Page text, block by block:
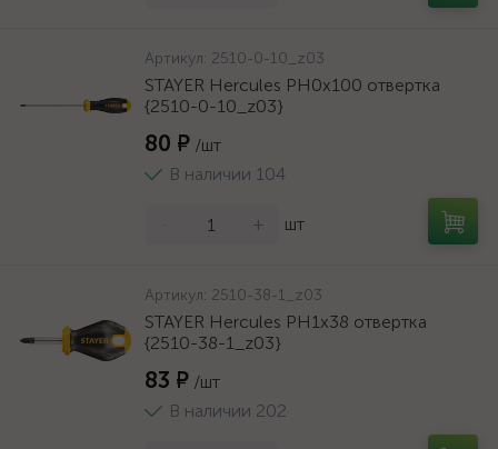
Артикул: 2510-0-10_z03
STAYER Hercules PH0x100 отвертка
{2510-0-10_z03}
80 ₽ /шт
В наличии 104
+ шт
Артикул: 2510-38-1_z03
STAYER Hercules PH1x38 отвертка
{2510-38-1_z03}
83 ₽ /шт
В наличии 202